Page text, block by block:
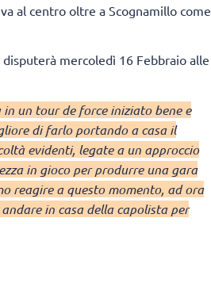
al centro oltre a Scognamillo come
mercoledì 16 Febbraio alle
un tour de force iniziato bene e
di farlo portando a casa il
evidenti, legate a un approccio
in gioco per produrre una gara
reagire a questo momento, ad ora
in casa della capolista per